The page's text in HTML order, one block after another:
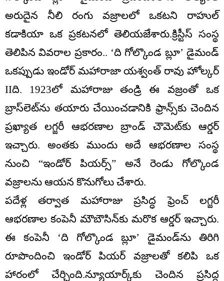
అరుదైన నీలి రంగు వజ్రాలలో ఒకటని రాహుల్
కడాకియా ఒక ప్రకటనలో తెలియజేశారు.క్రిస్టీస్ సంస్థ
తెలిపిన వివరాల ప్రకారం.. ‘ది గోల్కొండ బ్లూ’ డైమండ్
ఒకప్పుడు ఇండోర్ మహారాజా యశ్వంత్ రావు హోల్కర్
IIది. 1923లో మహారాజు తండ్రి ఈ వజ్రంతో ఒక
బ్రాస్‌లెట్‌ను తయారు చేయించడానికి ఫ్రాన్స్‌కు చెందిన
ప్రఖ్యాత లగ్జరీ ఆభరణాల బ్రాండ్ చౌమెట్‌కు ఆర్డర్
ఇచ్చారు. అంతకు ముందు అదే ఆభరణాల సంస్థ
నుంచి “ఇండోర్ పియర్స్” అనే రెండు గోల్కొండ
వజ్రాలను ఆయన కొనుగోలు చేశారు.
పదేళ్ల తర్వాత మహారాజు ప్రసిద్ధ ఫ్రెంచ్ లగ్జరీ
ఆభరణాల కంపెనీ మౌబౌసిన్‌కు మరొక ఆర్డర్ ఇచ్చారు.
ఈ కంపెనీ ‘ది గోల్కొండ బ్లూ’ డైమండ్‌ను తిరిగి
రూపొందించి ఇండోర్ పియర్ వజ్రాలతో కలిపి ఒక
హారంలో చేర్చింది.న్యూయార్క్‌కు చెందిన ప్రసిద్ధ